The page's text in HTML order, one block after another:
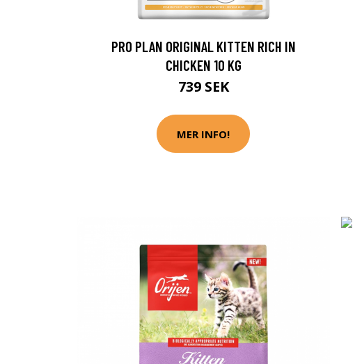
PRO PLAN ORIGINAL KITTEN RICH IN
CHICKEN 10 KG
739 SEK
MER INFO!